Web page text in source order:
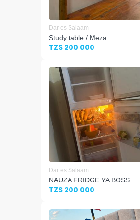
Dar es Salaam
Study table / Meza
TZS 200 000
Dar es Salaam
NAUZA FRIDGE YA BOSS
TZS 200 000